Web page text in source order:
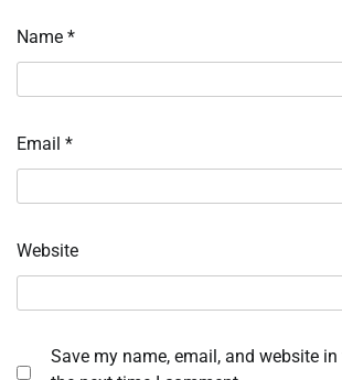
Name *
Email *
Website
Save my name, email, and website